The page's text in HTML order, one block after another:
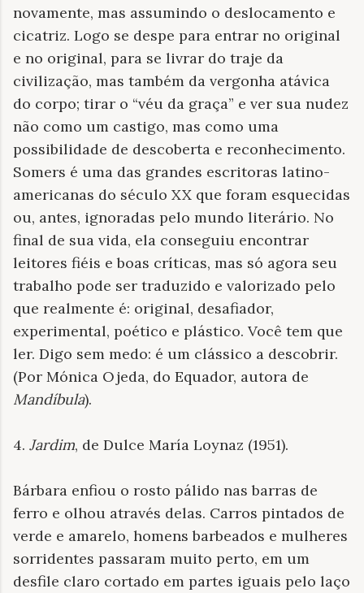
novamente, mas assumindo o deslocamento e
cicatriz. Logo se despe para entrar no original
e no original, para se livrar do traje da
civilização, mas também da vergonha atávica
do corpo; tirar o “véu da graça” e ver sua nudez
não como um castigo, mas como uma
possibilidade de descoberta e reconhecimento.
Somers é uma das grandes escritoras latino-
americanas do século XX que foram esquecidas
ou, antes, ignoradas pelo mundo literário. No
final de sua vida, ela conseguiu encontrar
leitores fiéis e boas críticas, mas só agora seu
trabalho pode ser traduzido e valorizado pelo
que realmente é: original, desafiador,
experimental, poético e plástico. Você tem que
ler. Digo sem medo: é um clássico a descobrir.
(Por Mónica Ojeda, do Equador, autora de
Mandíbula).
4. Jardim, de Dulce María Loynaz (1951).
Bárbara enfiou o rosto pálido nas barras de
ferro e olhou através delas. Carros pintados de
verde e amarelo, homens barbeados e mulheres
sorridentes passaram muito perto, em um
desfile claro cortado em partes iguais pelo laço